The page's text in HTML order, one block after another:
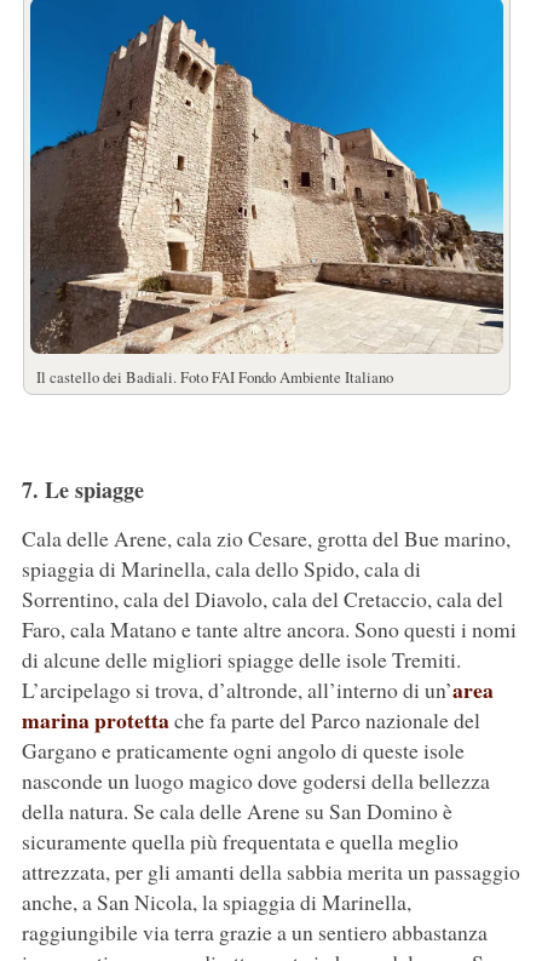
Il castello dei Badiali. Foto FAI Fondo Ambiente Italiano
7. Le spiagge
Cala delle Arene, cala zio Cesare, grotta del Bue marino,
spiaggia di Marinella, cala dello Spido, cala di
Sorrentino, cala del Diavolo, cala del Cretaccio, cala del
Faro, cala Matano e tante altre ancora. Sono questi i nomi
di alcune delle migliori spiagge delle isole Tremiti.
L’arcipelago si trova, d’altronde, all’interno di un’area
marina protettache fa parte del Parco nazionale del
Gargano e praticamente ogni angolo di queste isole
nasconde un luogo magico dove godersi della bellezza
della natura. Se cala delle Arene su San Domino è
sicuramente quella più frequentata e quella meglio
attrezzata, per gli amanti della sabbia merita un passaggio
anche, a San Nicola, la spiaggia di Marinella,
raggiungibile via terra grazie a un sentiero abbastanza